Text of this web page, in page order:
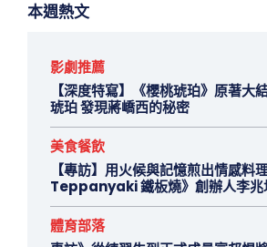
本週熱文
影劇推薦
【深度特寫】《櫻桃琥珀》原著大
琥珀 發現蔣嶠西的秘密
美食餐飲
【專訪】用火候與記憶煎出情感
Teppanyaki 鐵板燒》創辦人李兆
體育部落